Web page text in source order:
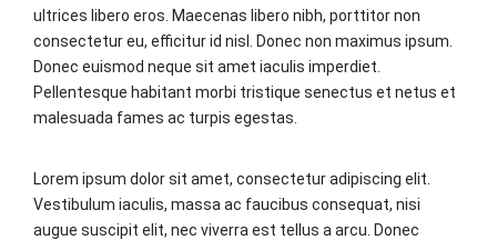
ultrices libero eros. Maecenas libero nibh, porttitor non
consectetur eu, efficitur id nisl. Donec non maximus ipsum.
Donec euismod neque sit amet iaculis imperdiet.
Pellentesque habitant morbi tristique senectus et netus et
malesuada fames ac turpis egestas.
Lorem ipsum dolor sit amet, consectetur adipiscing elit.
Vestibulum iaculis, massa ac faucibus consequat, nisi
augue suscipit elit, nec viverra est tellus a arcu. Donec